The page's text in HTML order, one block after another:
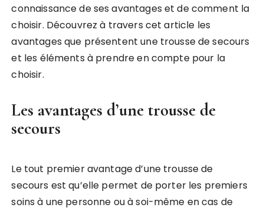
connaissance de ses avantages et de comment la
choisir. Découvrez à travers cet article les
avantages que présentent une trousse de secours
et les éléments à prendre en compte pour la
choisir.
Les avantages d’une trousse de
secours
Le tout premier avantage d’une trousse de
secours est qu’elle permet de porter les premiers
soins à une personne ou à soi-même en cas de